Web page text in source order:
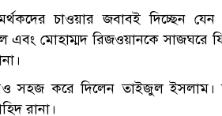
চাওয়ার জবাবই দিচ্ছেন যেন
এবং মোহাম্মদ রিজওয়ানকে সাজঘরে
সহজ করে দিলেন তাইজুল ইসলাম।
রানা।